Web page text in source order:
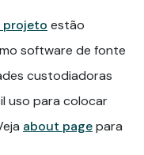
projeto estão
software de fonte
custodiadoras
uso para colocar
about pagepara